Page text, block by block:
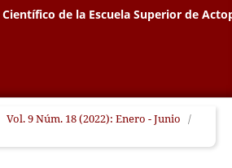
Científico de la Escuela Superior de
Vol. 9 Núm. 18 (2022): Enero - Junio /